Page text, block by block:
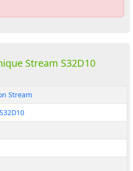
Stream S32D10
Stream